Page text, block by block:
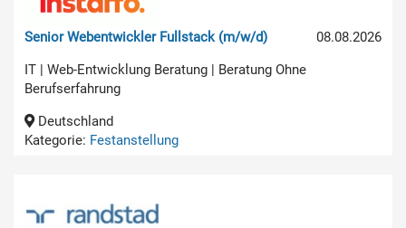
08.08.2026
Senior Webentwickler Fullstack (m/w/d)
IT | Web-Entwicklung Beratung | Beratung Ohne
Berufserfahrung
Deutschland
Kategorie: Festanstellung